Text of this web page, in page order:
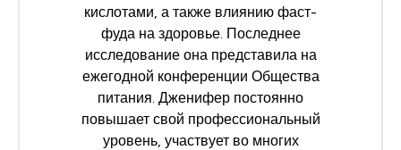
кислотами, а также влиянию фаст-
фуда на здоровье. Последнее
исследование она представила на
ежегодной конференции Общества
питания . Дженифер постоянно
повышает свой профессиональный
уровень, участвует во многих